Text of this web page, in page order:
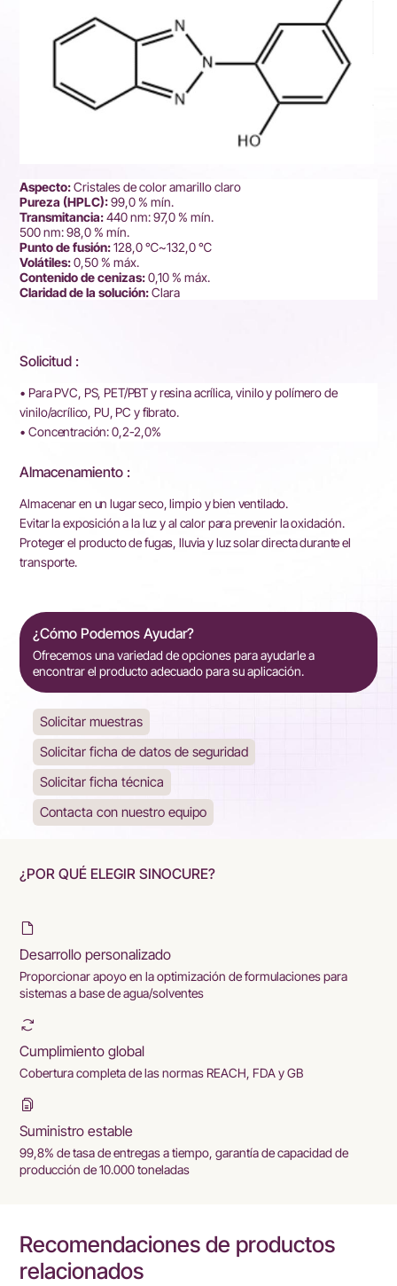
Aspecto:Cristales de color amarillo claro
Pureza (HPLC):99,0 % mín.
Transmitancia:440 nm: 97,0 % mín.
500 nm: 98,0 % mín.
Punto de fusión:128,0 ℃~132,0 ℃
Volátiles:0,50 % máx.
Contenido de cenizas:0,10 % máx.
Claridad de la solución:Clara
Solicitud :
• Para PVC, PS, PET/PBT y resina acrílica, vinilo y polímero de
vinilo/acrílico, PU, PC y fibrato.
• Concentración: 0,2-2,0%
Almacenamiento :
Almacenar en un lugar seco, limpio y bien ventilado.
Evitar la exposición a la luz y al calor para prevenir la oxidación.
Proteger el producto de fugas, lluvia y luz solar directa durante el
transporte.
¿Cómo Podemos Ayudar?
Ofrecemos una variedad de opciones para ayudarle a
encontrar el producto adecuado para su aplicación.
Solicitar muestras
Solicitar ficha de datos de seguridad
Solicitar ficha técnica
Contacta con nuestro equipo
¿POR QUÉ ELEGIR SINOCURE?
Desarrollo personalizado
Proporcionar apoyo en la optimización de formulaciones para
sistemas a base de agua/solventes
Cumplimiento global
Cobertura completa de las normas REACH, FDA y GB
Suministro estable
99,8% de tasa de entregas a tiempo, garantía de capacidad de
producción de 10.000 toneladas
Recomendaciones de productos
relacionados